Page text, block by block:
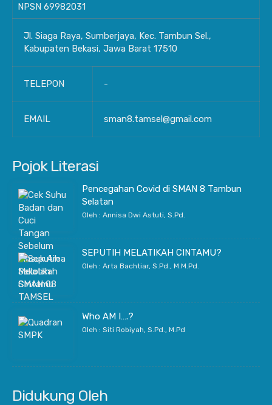
NPSN 69982031
Jl. Siaga Raya, Sumberjaya, Kec. Tambun Sel.,
Kabupaten Bekasi, Jawa Barat 17510
TELEPON -
EMAIL sman8.tamsel@gmail.com
Pojok Literasi
Pencegahan Covid di SMAN 8 Tambun
Selatan
Oleh : Annisa Dwi Astuti, S.Pd.
SEPUTIH MELATIKAH CINTAMU?
Oleh : Arta Bachtiar, S.Pd., M.M.Pd.
Who AM I….?
Oleh : Siti Robiyah, S.Pd., M.Pd
Didukung Oleh